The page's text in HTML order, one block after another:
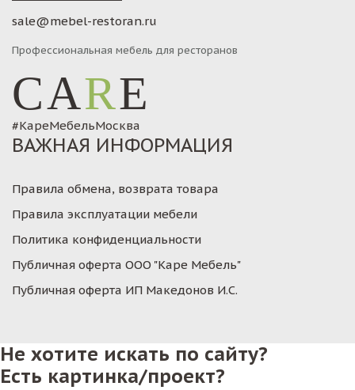
sale@mebel-restoran.ru
Профессиональная мебель для ресторанов
CARE
#КареМебельМосква
ВАЖНАЯ ИНФОРМАЦИЯ
Правила обмена, возврата товара
Правила эксплуатации мебели
Политика конфиденциальности
Публичная оферта ООО "Каре Мебель"
Публичная оферта ИП Македонов И.С.
Не хотите искать по сайту?
Есть картинка/проект?